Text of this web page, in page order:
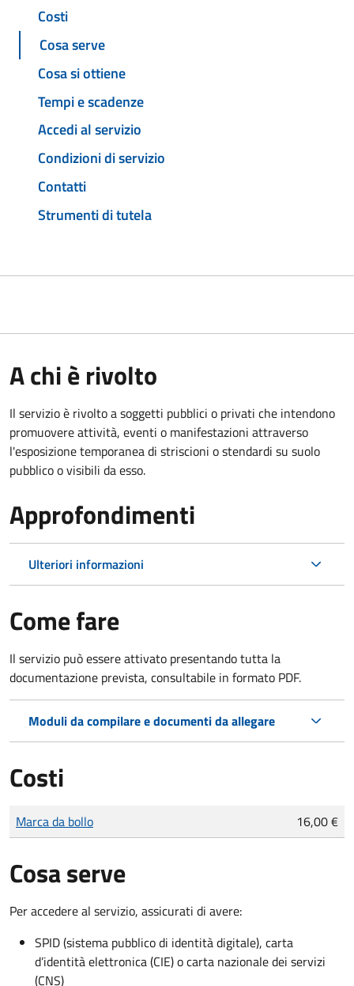
Costi
Cosa serve
Cosa si ottiene
Tempi e scadenze
Accedi al servizio
Condizioni di servizio
Contatti
Strumenti di tutela
A chi è rivolto
Il servizio è rivolto a soggetti pubblici o privati che intendono
promuovere attività, eventi o manifestazioni attraverso
l'esposizione temporanea di striscioni o stendardi su suolo
pubblico o visibili da esso.
Approfondimenti
Ulteriori informazioni
Come fare
Il servizio può essere attivato presentando tutta la
documentazione prevista, consultabile in formato PDF.
Moduli da compilare e documenti da allegare
Costi
Tipo di pagamento
Importo
Marca da bollo 16,00 €
Cosa serve
Per accedere al servizio, assicurati di avere:
SPID (sistema pubblico di identità digitale), carta
d’identità elettronica (CIE) o carta nazionale dei servizi
(CNS)